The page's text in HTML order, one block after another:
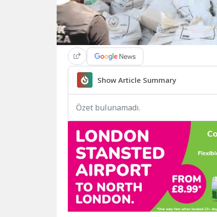
Show Article Summary
Özet bulunamadı.